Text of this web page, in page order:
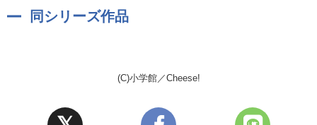
同シリーズ作品
(C)小学館／Cheese!